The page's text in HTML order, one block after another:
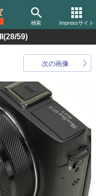
検索 Impressサイト
(28/59)
次の画像